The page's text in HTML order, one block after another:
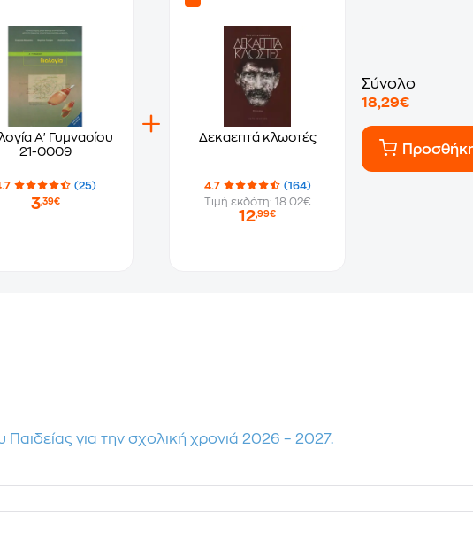
Α' Γυμνασίου
21-0009
(25)
3,39€
Δεκαεπτά κλωστές
4.7
(164)
Τιμή εκδότη: 18.02€
12,99€
Σύνολο
18,29€
Παιδείας για την σχολική χρονιά 2026 – 2027.